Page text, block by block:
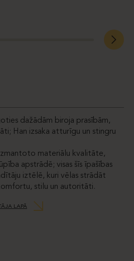
dažādām biroja prasībām,
Han izsaka atturīgu un stingru
materiālu kvalitāte,
apstrādē; visas šīs īpašības
iztēlē, kuri vēlas strādāt
stilu un autoritāti.
LAPĀ